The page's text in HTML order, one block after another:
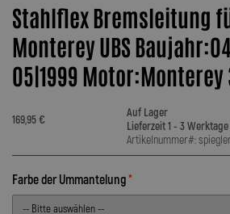
Stahlflex Bremsleitung
Monterey UBS
05|1999 Motor:Monterey
169,95 €
Auf Lager
Lieferzeit 1 - 3 Werktage
Artikelnummer#:
Farbe der Ummantelung